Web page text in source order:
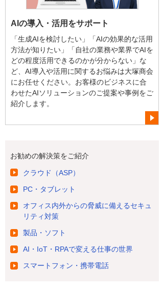
AIの導入・活用をサポート
「生成AIを検討したい」「AIの効果的な活用
方法が知りたい」「自社の業務や業界でAIを
どの程度活用できるのかが分からない」な
ど、AI導入や活用に関するお悩みは大塚商会
にお任せください。お客様のビジネスに合
わせたAIソリューションのご提案や事例をご
紹介します。
お勧めの解決策をご紹介
クラウド（ASP）
PC・タブレット
オフィス内外からの脅威に備えるセキュ
リティ対策
製品・ソフト
AI・IoT・RPAで変える仕事の世界
スマートフォン・携帯電話